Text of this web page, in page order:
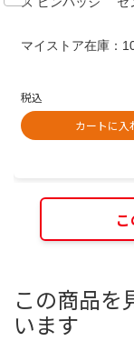
マイストア在庫：
税込
カートに入
この商品を
います